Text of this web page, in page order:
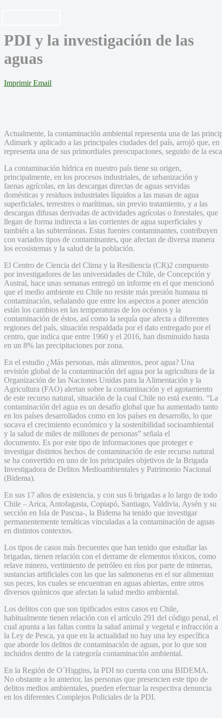
PDI y la investigación de las
aguas
Imprimir Email
Actualmente, la contaminación ambiental representa una de las
Adimark y aplicado a las principales ciudades del país, arrojó que,
representa una de sus primordiales preocupaciones, seguido de la
La contaminación hídrica en nuestro país tiene su origen,
principalmente, en los procesos industriales, de urbanización y
faenas agrícolas, en las descargas directas de aguas servidas
domésticas y residuos industriales líquidos a las masas de agua
superficiales, terrestres o marítimas, sin previo tratamiento, y a las
descargas difusas derivadas de actividades agrícolas o forestales, que
llegan de forma indirecta a las corrientes de agua superficiales y
también a las subterráneas. Estas fuentes contaminantes, contribuyen
con variados tipos de contaminantes, que afectan de diversa manera
los ecosistemas y la salud de la población.
El Centro de Ciencia del Clima y la Resiliencia (CR)2 compuesto
por investigadores de las universidades de Chile, de Concepción y
Austral, hace unas semanas entregó un informe en el que mencionó
que el medio ambiente en Chile no resiste más presión humana ni
contaminación, señalando que entre los aspectos a poner atención
están los cambios en las temperaturas de los océanos y la
contaminación de éstos, así como la sequía que afecta a diferentes
regiones del país, situación respaldada por el dato entregado por el
centro, que indica que entre 1960 y el 2016, han disminuido hasta
en un 8% las precipitaciones por zona.
En el estudio ¿Más personas, más alimentos, peor agua? Una
revisión global de la contaminación del agua por la agricultura de la
Organización de las Naciones Unidas para la Alimentación y la
Agricultura (FAO) alertan sobre la contaminación y el agotamiento
de este recurso natural, situación de la cual Chile no está exento. “La
contaminación del agua es un desafío global que ha aumentado tanto
en los países desarrollados como en los países en desarrollo, lo que
socava el crecimiento económico y la sostenibilidad socioambiental
y la salud de miles de millones de personas” señala el
documento. Es por este tipo de informaciones que proteger e
investigar distintos hechos de contaminación de este recurso natural
se ha convertido en uno de los principales objetivos de la Brigada
Investigadora de Delitos Medioambientales y Patrimonio Nacional
(Bidema).
En sus 17 años de existencia, y con sus 6 brigadas a lo largo de todo
Chile – Arica, Antofagasta, Copiapó, Santiago, Valdivia, Aysén y su
sección en Isla de Pascua-, la Bidema ha tenido que investigar
permanentemente temáticas vinculadas a la contaminación de aguas
en distintos contextos.
Los tipos de casos más frecuentes que han tenido que estudiar las
brigadas, tienen relación con el derrame de elementos tóxicos, como
relave minero, vertimiento de petróleo en ríos por parte de mineras,
sustancias artificiales con las que las salmoneras en el sur alimentan
sus peces, los cuales se encuentran en aguas abiertas, entre otros
diversos químicos que afectan la salud medio ambiental.
Los delitos con que son tipificados estos casos en Chile,
habitualmente tienen relación con el artículo 291 del código penal, el
cual apunta a las faltas contra la salud animal y vegetal e infracción a
la Ley de Pesca, ya que en la actualidad no hay una ley específica
que aborde los delitos de contaminación de aguas, por lo que son
incluidos dentro de la categoría contaminación ambiental.
En la Región de O´Higgins, la PDI no cuenta con una BIDEMA.
No obstante a lo anterior, las personas que presencien este tipo de
delitos medios ambientales, pueden efectuar la respectiva denuncia
en los diferentes Complejos Policiales de la PDI.